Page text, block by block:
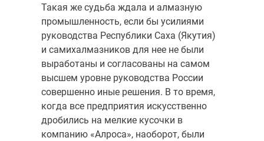
Такая же судьба ждала и алмазную
промышленность, если бы усилиями
руководства Республики Саха (Якутия)
и самихалмазников для нее не были
выработаны и согласованы на самом
высшем уровне руководства России
совершенно иные решения. В то время,
когда все предприятия искусственно
дробились на мелкие кусочки в
компанию «Алроса», наоборот, были